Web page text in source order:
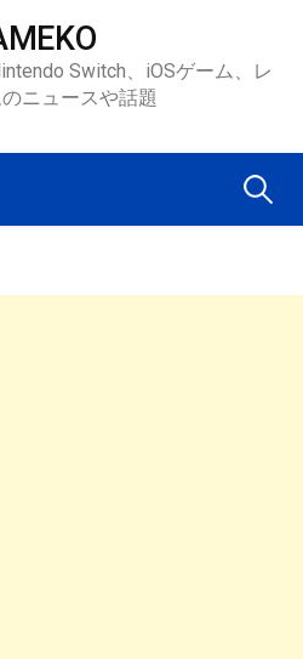
Switch、iOSゲーム、レ
のニュースや話題
検